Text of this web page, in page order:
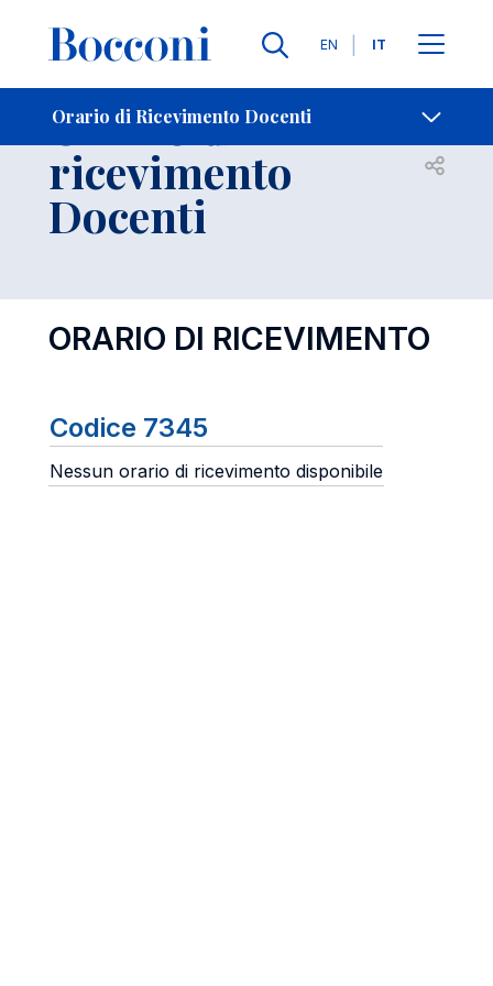
Lingue
EN IT
Orario di Ricevimento Docenti
-
Orario di
ricevimento
Docenti
Open
ORARIO DI RICEVIMENTO
Codice 7345
Nessun orario di ricevimento disponibile